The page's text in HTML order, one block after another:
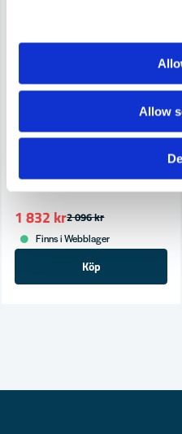
Allow
HiKOKI G18ST Vinkelslip
2 096 kr
1 832 kr
Finns i Webblager
Köp